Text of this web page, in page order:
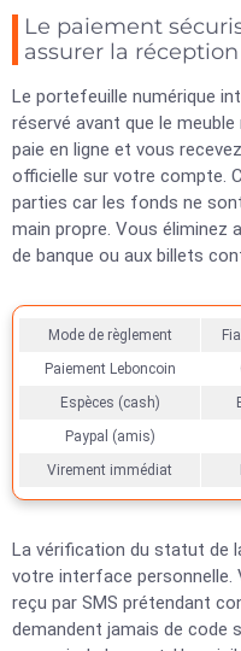
Le paiement
assurer la
Le portefeuille numérique
réservé avant que le
paie en ligne et vous
officielle sur votre compte.
parties car les fonds ne
main propre. Vous éliminez
de banque ou aux billets
Mode de règlement
Paiement Leboncoin
Espèces (cash)
Paypal (amis)
Virement immédiat
La vérification du statut de
votre interface personnelle.
reçu par SMS prétendant
demandent jamais de code